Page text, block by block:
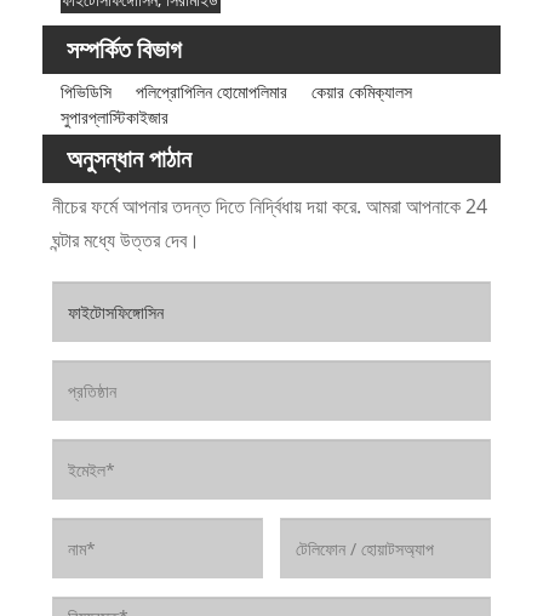
সম্পর্কিত বিভাগ
পিভিডিসি পলিপ্রোপিলিন হোমোপলিমার
কেয়ার কেমিক্যালস
সুপারপ্লাস্টিকাইজার
অনুসন্ধান পাঠান
নীচের ফর্মে আপনার তদন্ত দিতে নির্দ্বিধায় দয়া করে. আমরা আপনাকে 24
ঘন্টার মধ্যে উত্তর দেব।